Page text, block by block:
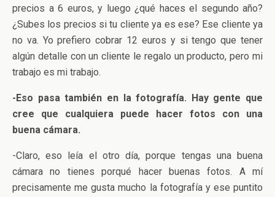
precios a 6 euros, y luego ¿qué haces el segundo año?
¿Subes los precios si tu cliente ya es ese? Ese cliente ya
no va. Yo prefiero cobrar 12 euros y si tengo que tener
algún detalle con un cliente le regalo un producto, pero mi
trabajo es mi trabajo.
-Eso pasa también en la fotografía. Hay gente que
cree que cualquiera puede hacer fotos con una
buena cámara.
-Claro, eso leía el otro día, porque tengas una buena
cámara no tienes porqué hacer buenas fotos. A mí
precisamente me gusta mucho la fotografía y ese puntito